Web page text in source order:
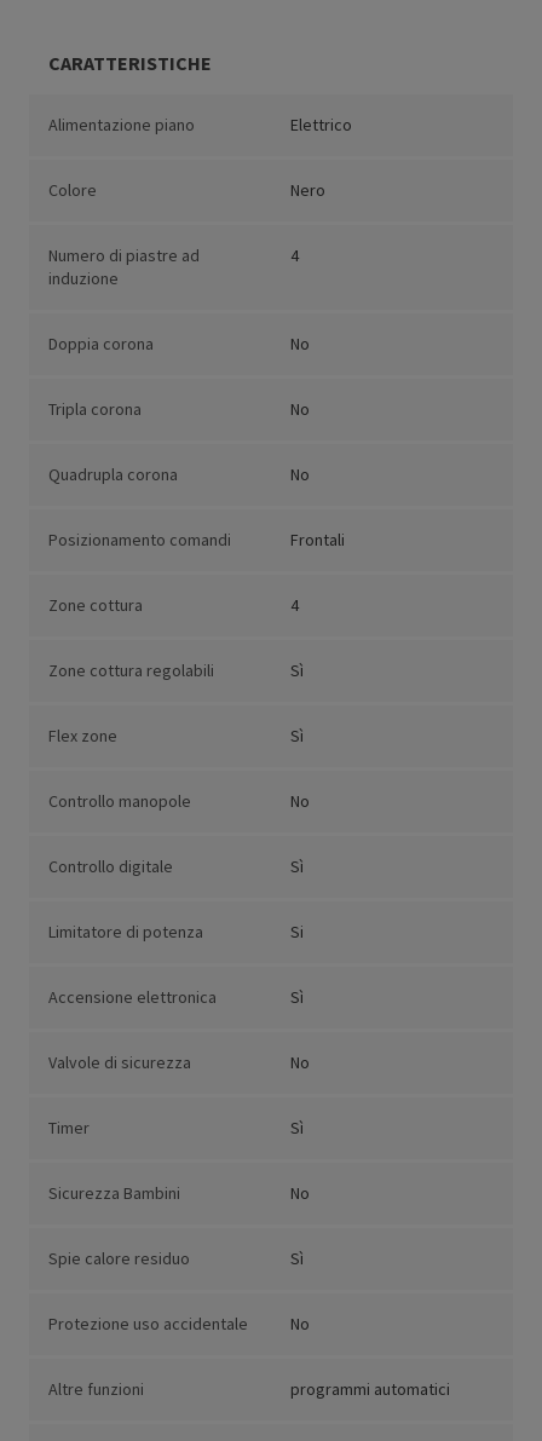
CARATTERISTICHE
Alimentazione piano Elettrico
Colore Nero
Numero di piastre ad
induzione
4
Doppia corona No
Tripla corona No
Quadrupla corona No
Posizionamento comandi Frontali
Zone cottura 4
Zone cottura regolabili Sì
Flex zone Sì
Controllo manopole No
Controllo digitale Sì
Limitatore di potenza Si
Accensione elettronica Sì
Valvole di sicurezza No
Timer Sì
Sicurezza Bambini No
Spie calore residuo Sì
Protezione uso accidentale No
Altre funzioni programmi automatici